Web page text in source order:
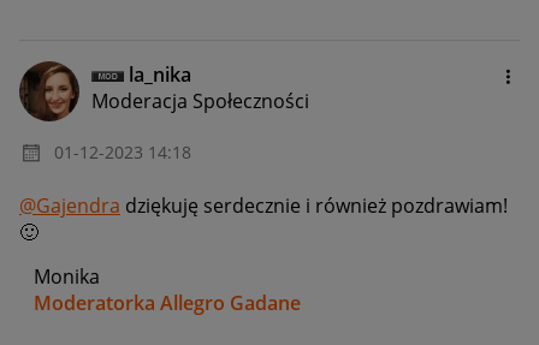
la_nika
Moderacja Społeczności
‎01-12-2023 14:18
@Gajendra dziękuję serdecznie i również pozdrawiam!
🙂
Monika
Moderatorka Allegro Gadane